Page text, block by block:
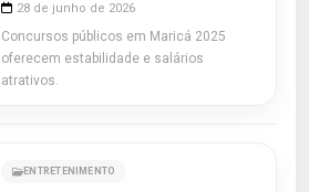
28 de junho de 2026
Concursos públicos em Maricá 2025
oferecem estabilidade e salários
atrativos.
ENTRETENIMENTO